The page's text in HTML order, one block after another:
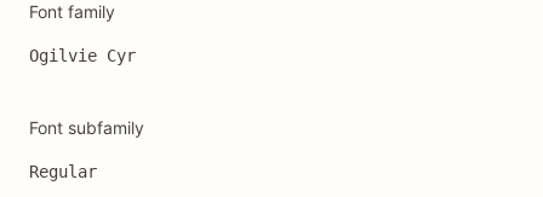
Font family
Ogilvie Cyr
Font subfamily
Regular